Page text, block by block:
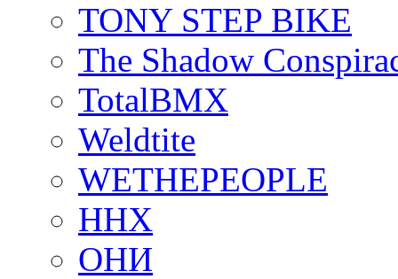
TONY STEP BIKE
The Shadow
TotalBMX
Weldtite
WETHEPEOPLE
ННХ
ОНИ